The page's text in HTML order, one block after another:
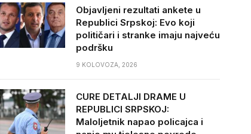
Objavljeni rezultati ankete u
Republici Srpskoj: Evo koji
političari i stranke imaju najveću
podršku
9 KOLOVOZA, 2026
CURE DETALJI DRAME U
REPUBLICI SRPSKOJ:
Maloljetnik napao policajca i